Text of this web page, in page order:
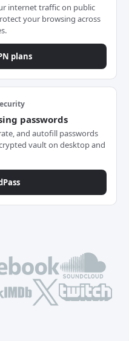
internet traffic on public
your browsing across
plans
passwords
and autofill passwords
vault on desktop and